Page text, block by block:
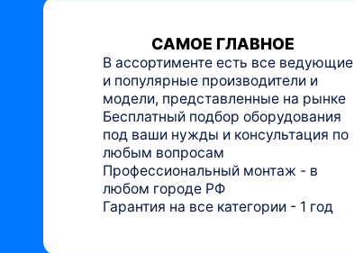
САМОЕ ГЛАВНОЕ
В ассортименте есть все ведующие
и популярные производители и
модели, представленные на рынке
Бесплатный подбор оборудования
под ваши нужды и консультация по
любым вопросам
Профессиональный монтаж - в
любом городе РФ
Гарантия на все категории - 1 год